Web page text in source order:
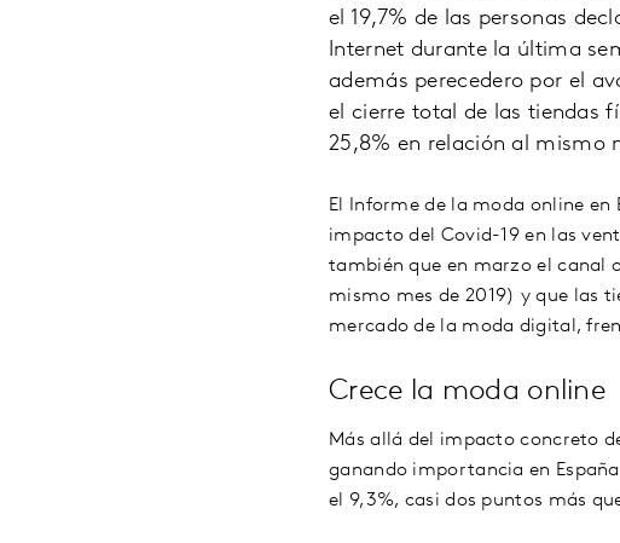
el 19,7% de las personas
Internet durante la última
además perecedero por el
el cierre total de las tiendas
25,8% en relación al mismo
El Informe de la moda online en
impacto del Covid-19 en las
también que en marzo el canal
mismo mes de 2019) y que las
mercado de la moda digital,
Crece la moda online
Más allá del impacto concreto
ganando importancia en
el 9,3%, casi dos puntos más